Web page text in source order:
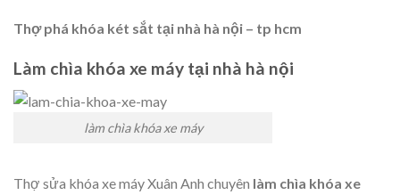
Thợ phá khóa két sắt tại nhà hà nội – tp hcm
Làm chìa khóa xe máy tại nhà hà nội
làm chìa khóa xe máy
Thợ sửa khóa xe máy Xuân Anh chuyên làm chìa khóa xe